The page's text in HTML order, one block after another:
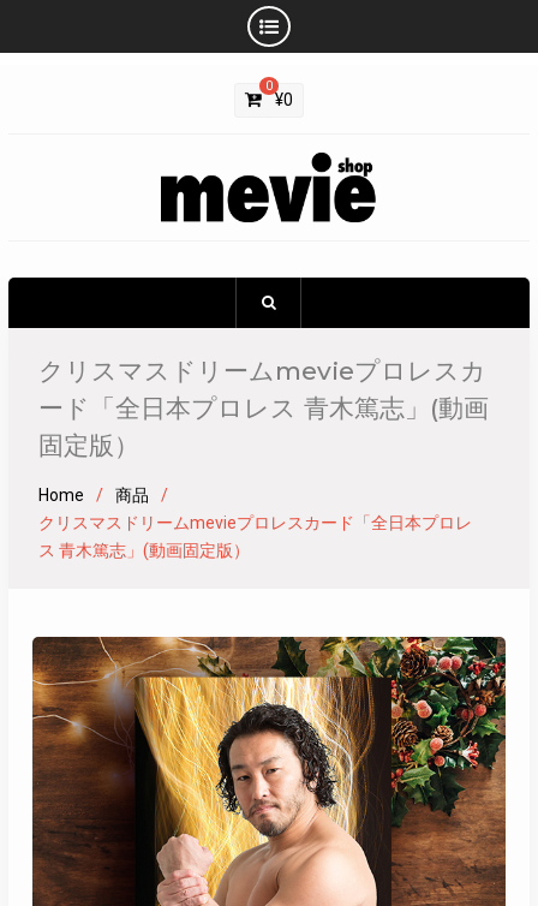
0
¥0
クリスマスドリームmevieプロレスカ
ード「全日本プロレス 青木篤志」(動画
固定版）
Home
商品
クリスマスドリームmevieプロレスカード「全日本プロレ
ス 青木篤志」(動画固定版）